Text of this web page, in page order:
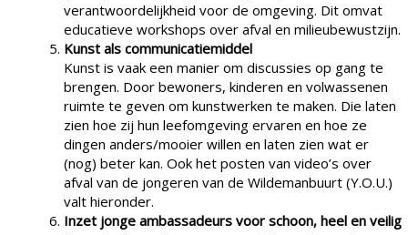
verantwoordelijkheid voor de omgeving. Dit omvat
educatieve workshops over afval en milieubewustzijn.
Kunst als communicatiemiddel
Kunst is vaak een manier om discussies op gang te
brengen. Door bewoners, kinderen en volwassenen
ruimte te geven om kunstwerken te maken. Die laten
zien hoe zij hun leefomgeving ervaren en hoe ze
dingen anders/mooier willen en laten zien wat er
(nog) beter kan. Ook het posten van video’s over
afval van de jongeren van de Wildemanbuurt (Y.O.U.)
valt hieronder.
Inzet jonge ambassadeurs voor schoon, heel en veilig